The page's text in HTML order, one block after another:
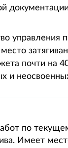
управления
почти на
и
по
Имеет